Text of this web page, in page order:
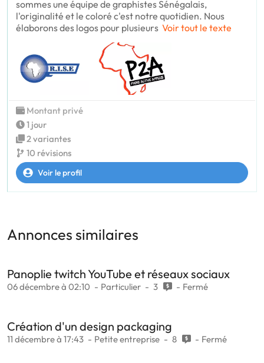
sommes une équipe de graphistes Sénégalais,
l'originalité et le coloré c'est notre quotidien. Nous
élaborons des logos pour plusieurs Voir tout le texte
Montant privé
1 jour
2 variantes
10 révisions
Voir le profil
Annonces similaires
Panoplie twitch YouTube et réseaux sociaux
06 décembre à 02:10 Particulier 3 Fermé
Création d'un design packaging
11 décembre à 17:43 Petite entreprise 8 Fermé